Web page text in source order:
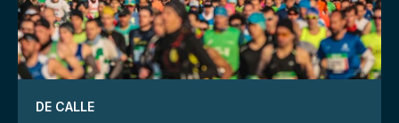
DE CALLE